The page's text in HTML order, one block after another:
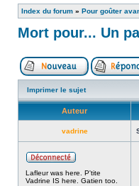
Index du forum » Pour goûter
Mort pour... Un
Imprimer le sujet
Auteur
vadrine
Lafleur was here. P'tite
Vadrine IS here. Gatien too.